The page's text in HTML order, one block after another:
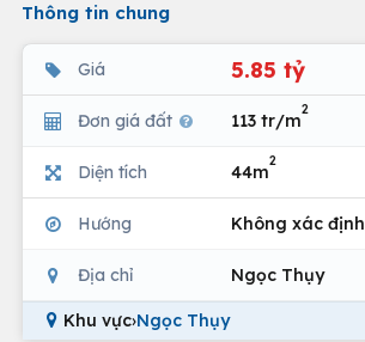
Thông tin chung
Giá 5.85 tỷ
Đơn giá đất 113 tr/m
2
Diện tích 44m
2
Hướng Không xác định
Địa chỉ Ngọc Thụy
Khu vực›Ngọc Thụy